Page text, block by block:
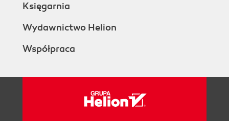
Księgarnia
Wydawnictwo Helion
Współpraca